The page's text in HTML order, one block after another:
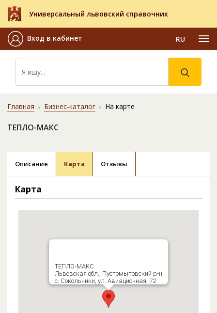
Универсальный львовский справочник
Вход в кабинет RU
Главная Бизнес-каталог На карте
ТЕПЛО-МАКС
Описание Карта Отзывы
Карта
ТЕПЛО-МАКС
Львовская обл., Пустомытовский р-н,
с. Сокольники, ул. Авиационная, 72